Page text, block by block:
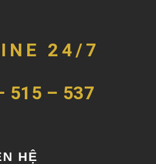
24/7
515 – 537
HỆ